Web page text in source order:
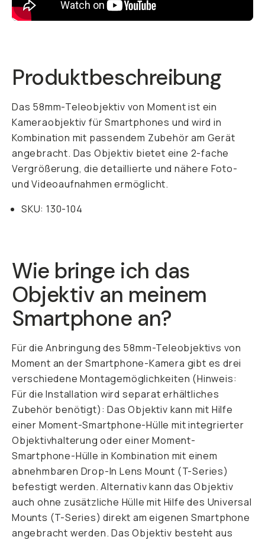
Produktbeschreibung
Das 58mm-Teleobjektiv von Moment ist ein
Kameraobjektiv für Smartphones und wird in
Kombination mit passendem Zubehör am Gerät
angebracht. Das Objektiv bietet eine 2-fache
Vergrößerung, die detaillierte und nähere Foto-
und Videoaufnahmen ermöglicht.
SKU: 130-104
Wie bringe ich das
Objektiv an meinem
Smartphone an?
Für die Anbringung des 58mm-Teleobjektivs von
Moment an der Smartphone-Kamera gibt es drei
verschiedene Montagemöglichkeiten (Hinweis:
Für die Installation wird separat erhältliches
Zubehör benötigt): Das Objektiv kann mit Hilfe
einer Moment-Smartphone-Hülle mit integrierter
Objektivhalterung oder einer Moment-
Smartphone-Hülle in Kombination mit einem
abnehmbaren Drop-In Lens Mount (T-Series)
befestigt werden. Alternativ kann das Objektiv
auch ohne zusätzliche Hülle mit Hilfe des Universal
Mounts (T-Series) direkt am eigenen Smartphone
angebracht werden. Das Objektiv besteht aus
Already a member? Log in